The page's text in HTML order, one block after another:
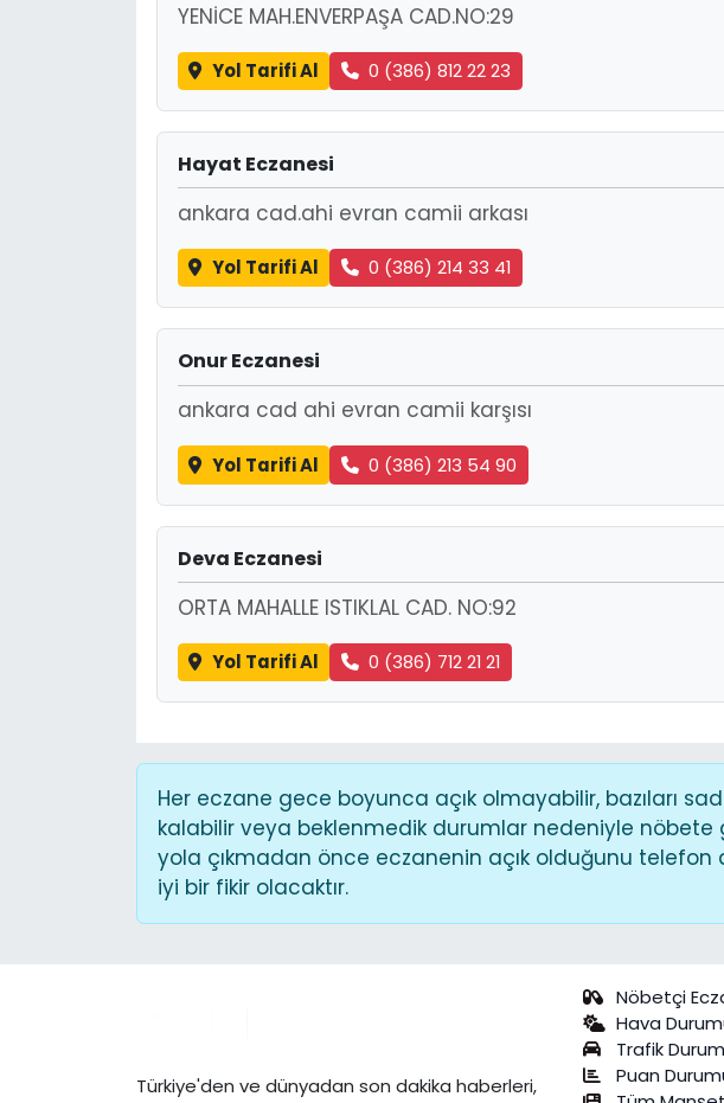
YENİCE MAH.ENVERPAŞA CAD.NO:29
Yol Tarifi Al 0 (386) 812 22 23
Hayat Eczanesi
ankara cad.ahi evran camii arkası
Yol Tarifi Al 0 (386) 214 33 41
Onur Eczanesi
ankara cad ahi evran camii karşısı
Yol Tarifi Al 0 (386) 213 54 90
Deva Eczanesi
ORTA MAHALLE ISTIKLAL CAD. NO:92
Yol Tarifi Al 0 (386) 712 21 21
Her eczane gece boyunca açık olmayabilir, bazıları
kalabilir veya beklenmedik durumlar nedeniyle nöbete
yola çıkmadan önce eczanenin açık olduğunu telefon
iyi bir fikir olacaktır.
Türkiye'den ve dünyadan son dakika haberleri,
Nöbetçi
Hava
Trafik
Puan